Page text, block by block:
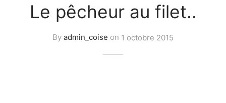
Le pêcheur au filet..
By admin_coise on 1 octobre 2015
au couteau